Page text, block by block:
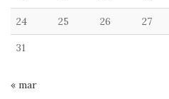
24 25 26 27
31
« mar